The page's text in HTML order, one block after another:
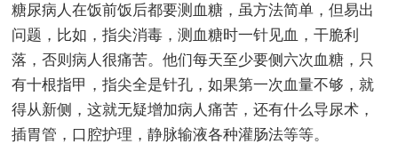
糖尿病人在饭前饭后都要测血糖，虽方法简单，但易出
问题，比如，指尖消毒，测血糖时一针见血，干脆利
落，否则病人很痛苦。他们每天至少要侧六次血糖，只
有十根指甲，指尖全是针孔，如果第一次血量不够，就
得从新侧，这就无疑增加病人痛苦，还有什么导尿术，
插胃管，口腔护理，静脉输液各种灌肠法等等。